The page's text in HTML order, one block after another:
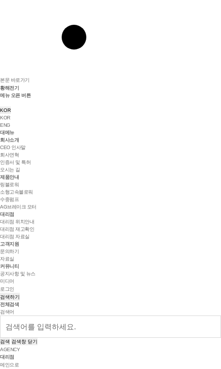
본문 바로가기
황해전기
메뉴 오픈 버튼
KOR
KOR
ENG
대메뉴
회사소개
CEO 인사말
회사연혁
인증서 및 특허
오시는 길
제품안내
링블로워
소형고속블로워
수중펌프
AG브레이크 모터
대리점
대리점 위치안내
대리점 재고확인
대리점 자료실
고객지원
문의하기
자료실
커뮤니티
공지사항 및 뉴스
미디어
로그인
검색하기
전체검색
검색어
검색 검색창 닫기
AGENCY
대리점
메인으로